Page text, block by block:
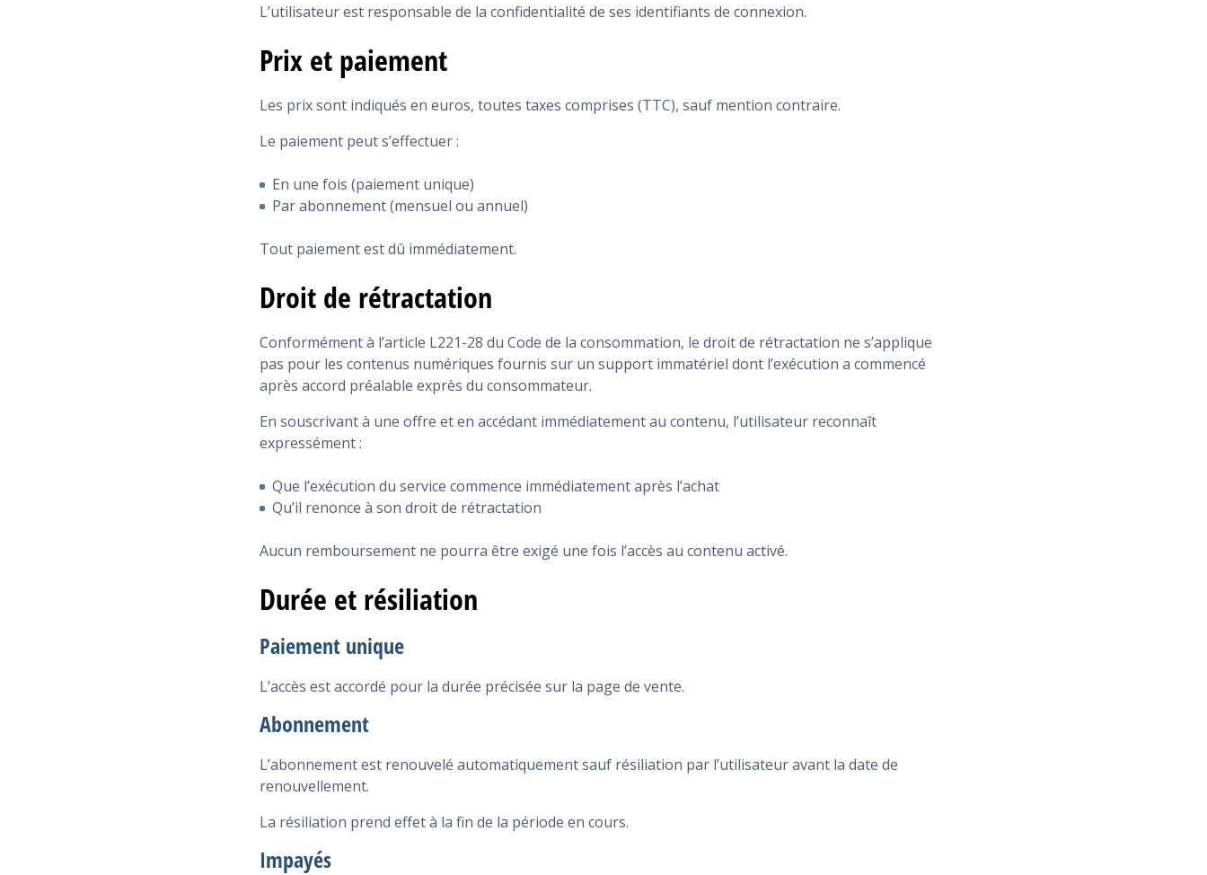
L’utilisateur est responsable de la confidentialité de ses identifiants de connexion.
Prix et paiement
Les prix sont indiqués en euros, toutes taxes comprises (TTC), sauf mention contraire.
Le paiement peut s’effectuer :
En une fois (paiement unique)
Par abonnement (mensuel ou annuel)
Tout paiement est dû immédiatement.
Droit de rétractation
Conformément à l’article L221-28 du Code de la consommation, le droit de rétractation ne s’applique
pas pour les contenus numériques fournis sur un support immatériel dont l’exécution a commencé
après accord préalable exprès du consommateur.
En souscrivant à une offre et en accédant immédiatement au contenu, l’utilisateur reconnaît
expressément :
Que l’exécution du service commence immédiatement après l’achat
Qu’il renonce à son droit de rétractation
Aucun remboursement ne pourra être exigé une fois l’accès au contenu activé.
Durée et résiliation
Paiement unique
L’accès est accordé pour la durée précisée sur la page de vente.
Abonnement
L’abonnement est renouvelé automatiquement sauf résiliation par l’utilisateur avant la date de
renouvellement.
La résiliation prend effet à la fin de la période en cours.
Impayés